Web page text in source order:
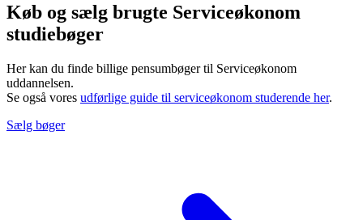
Køb og sælg brugte Serviceøkonom
studiebøger
Her kan du finde billige pensumbøger til Serviceøkonom
uddannelsen.
Se også vores udførlige guide til serviceøkonom studerende her.
Sælg bøger